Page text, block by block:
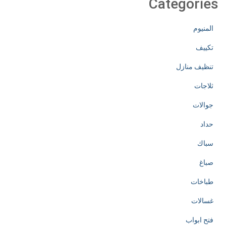
Categories
المنيوم
تكييف
تنظيف منازل
ثلاجات
جوالات
حداد
سباك
صباغ
طباخات
غسالات
فتح ابواب